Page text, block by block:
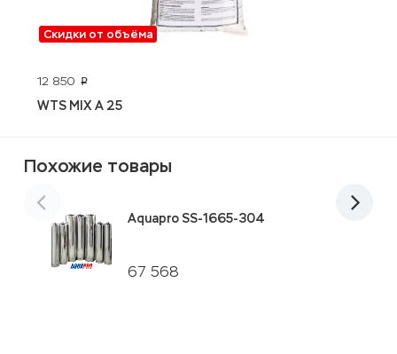
Скидки от объёма
12 850 p
WTS MIX A 25
Похожие товары
67 568
Aquapro SS-1665-304